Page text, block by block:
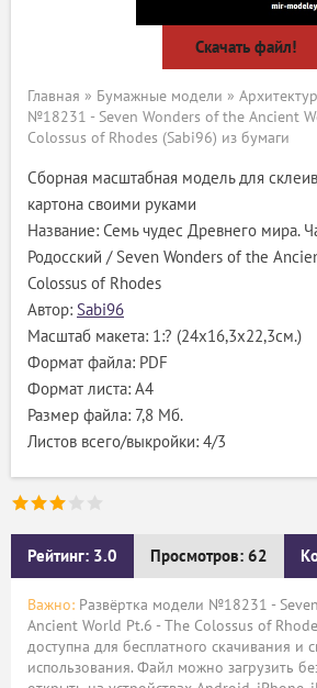
Скачать файл!
Главная » Бумажные модели »
№18231 - Seven Wonders of the Ancient
Colossus of Rhodes (Sabi96) из бумаги
Сборная масштабная модель для
картона своими руками
Название: Семь чудес Древнего мира.
Родосский / Seven Wonders of the
Colossus of Rhodes
Автор: Sabi96
Масштаб макета: 1:? (24х16,3х22,3см.)
Формат файла: PDF
Формат листа: А4
Размер файла: 7,8 Мб.
Листов всего/выкройки: 4/3
Рейтинг: 3.0 Просмотров: 62
Важно: Развёртка модели №18231 -
Ancient World Pt.6 - The Colossus of
доступна для бесплатного скачивания и
использования. Файл можно загрузить